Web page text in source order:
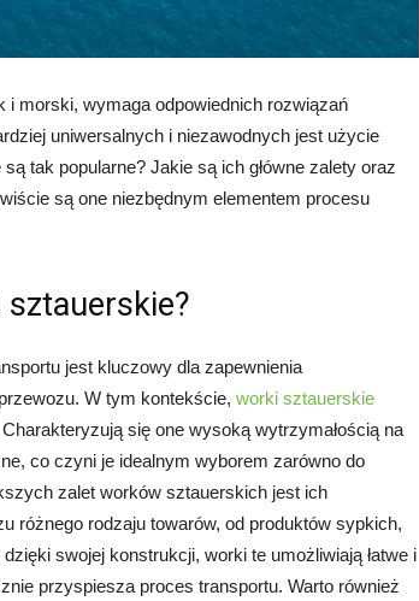
i morski, wymaga odpowiednich rozwiązań
uniwersalnych i niezawodnych jest użycie
tak popularne? Jakie są ich główne zalety oraz
są one niezbędnym elementem procesu
jest kluczowy dla zapewnienia
W tym kontekście, worki sztauerskie
się one wysoką wytrzymałością na
co czyni je idealnym wyborem zarówno do
zalet worków sztauerskich jest ich
różnego rodzaju towarów, od produktów sypkich,
swojej konstrukcji, worki te umożliwiają łatwe i
przyspiesza proces transportu. Warto również